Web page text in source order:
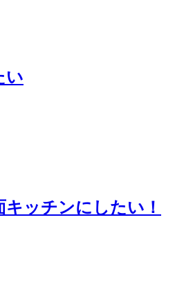
い
ッチンにしたい！